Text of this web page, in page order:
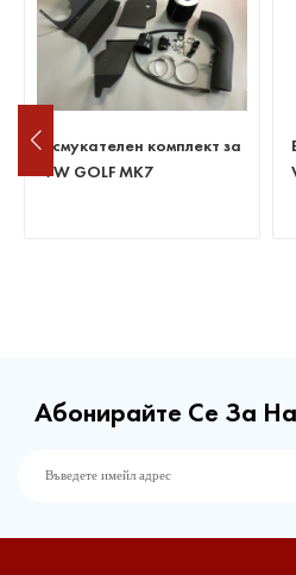
Всмукателен комплект за
VW GOLF MK7
Абонирайте Се За